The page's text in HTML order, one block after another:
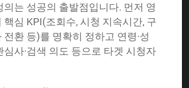
의는 성공의 출발점입니다. 먼저 영
핵심 KPI(조회수, 시청 지속시간, 구
전환 등)를 명확히 정하고 연령·성
심사·검색 의도 등으로 타겟 시청자